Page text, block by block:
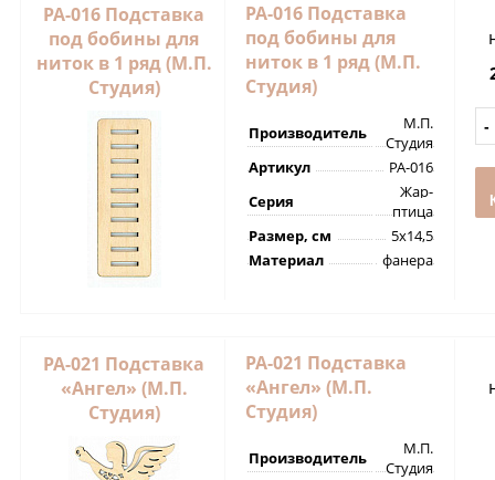
РА-016 Подставка
под бобины для
ниток в 1 ряд (М.П.
Студия)
РА-016 Подставка
под бобины для
ниток в 1 ряд (М.П.
Студия)
Производитель
М.П.
Студия
Артикул
РА-016
Серия
Жар-
птица
Размер, см
5х14,5
Материал
фанера
РА-021 Подставка
«Ангел» (М.П.
Студия)
РА-021 Подставка
«Ангел» (М.П.
Студия)
Производитель
М.П.
Студия